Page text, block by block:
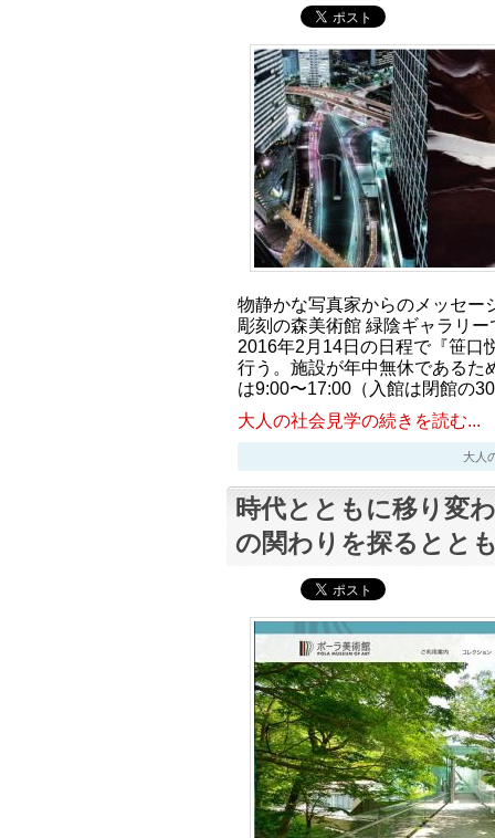
物静かな写真家からのメッセー
彫刻の森美術館 緑陰ギャラリ
2016年2月14日の日程で『笹口
行う。施設が年中無休であるた
は9:00〜17:00（入館は閉館の
大人の社会見学の続きを読む...
大人
時代とともに移り変
の関わりを探るとと